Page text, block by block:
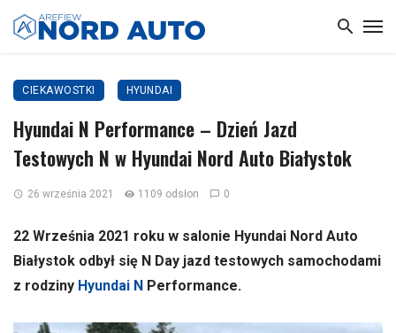
CIEKAWOSTKI HYUNDAI
Hyundai N Performance – Dzień Jazd
Testowych N w Hyundai Nord Auto Białystok
26 września 2021 1109 odsłon 0
22 Września 2021 roku w salonie Hyundai Nord Auto
Białystok odbył się N Day jazd testowych samochodami
z rodziny Hyundai N Performance.